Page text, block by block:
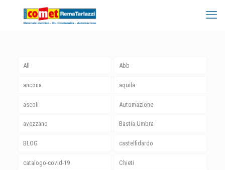
All Abb
ancona aquila
ascoli Automazione
avezzano Bastia Umbra
BLOG castelfidardo
catalogo-covid-19 Chieti